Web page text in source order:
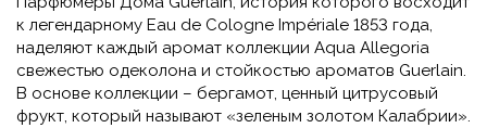
к легендарному Eau de Cologne Impériale 1853 года,
наделяют каждый аромат коллекции Aqua Allegoria
свежестью одеколона и стойкостью ароматов Guerlain.
В основе коллекции – бергамот, ценный цитрусовый
фрукт, который называют «зеленым золотом Калабрии».